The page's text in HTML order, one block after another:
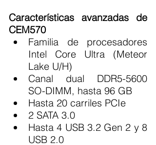
Características avanzadas de
CEM570
Familia de procesadores
Intel Core Ultra (Meteor
Lake U/H)
Canal dual DDR5-5600
SO-DIMM, hasta 96 GB
Hasta 20 carriles PCIe
2 SATA 3.0
Hasta 4 USB 3.2 Gen 2 y 8
USB 2.0